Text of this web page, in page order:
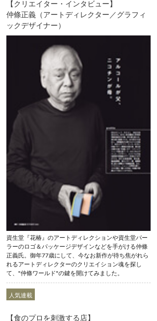
【クリエイター・インタビュー】
仲條正義（アートディレクター／グラフィ
ックデザイナー）
資生堂『花椿』のアートディレクションや資生堂パー
ラーのロゴ＆パッケージデザインなどを手がける仲條
正義氏。御年77歳にして、今なお新作が待ち焦がれら
れるアートディレクターのクリエイション魂を探し
て、"仲條ワールド"の鍵を開けてみました。
人気連載
【食のプロを刺激する店】